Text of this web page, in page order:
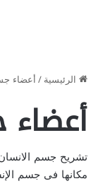
الرئيسية/أعضاء
تشريح جسم
مكانها فى جسم